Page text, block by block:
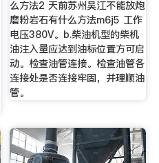
么方法2 天前苏州吴江不能放炮
磨粉岩石有什么方法m6j5 工作
电压380V。b.柴油机型的柴机
油注入量应达到油标位置方可启
动。检查油管连接。检查油管各
连接处是否连接牢固，并理顺油
管。